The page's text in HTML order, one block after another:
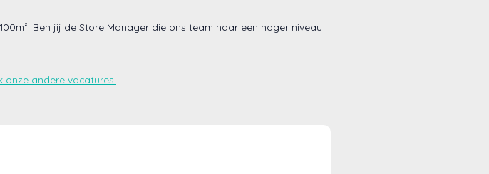
Ben jij de Store Manager die ons team naar een hoger niveau
onze andere vacatures!